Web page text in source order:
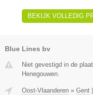
BEKIJK VOLLEDIG
Blue Lines bv
Niet gevestigd in de
Henegouwen.
Oost-Vlaanderen » Gent